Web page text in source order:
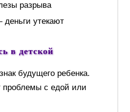
разрыва
утекают
в детской
будущего ребенка.
проблемы с едой или